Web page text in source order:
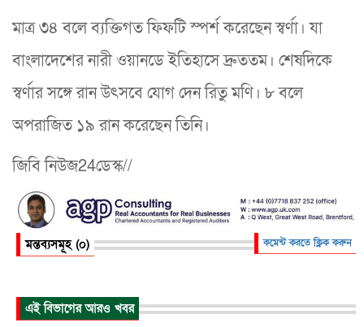
মাত্র ৩৪ বলে ব্যক্তিগত ফিফটি স্পর্শ করেছেন স্বর্ণা। যা
বাংলাদেশের নারী ওয়ানডে ইতিহাসে দ্রুততম। শেষদিকে
স্বর্ণার সঙ্গে রান উৎসবে যোগ দেন রিতু মণি। ৮ বলে
অপরাজিত ১৯ রান করেছেন তিনি।
জিবি নিউজ24ডেস্ক//
মন্তব্যসমূহ (০) কমেন্ট করতে ক্লিক করুন
এই বিভাগের আরও খবর